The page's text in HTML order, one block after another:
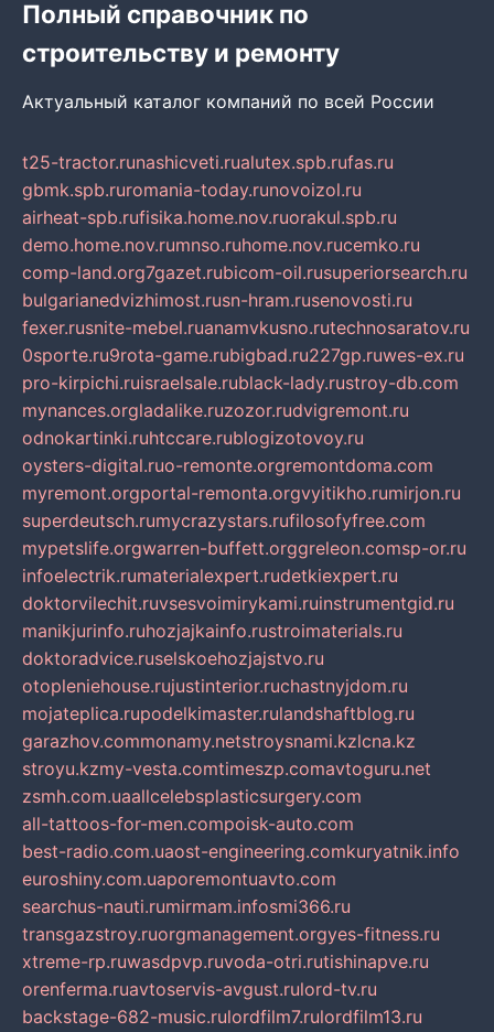
Полный справочник по
строительству и ремонту
Актуальный каталог компаний по всей России
t25-tractor.runashicveti.rualutex.spb.rufas.ru
gbmk.spb.ruromania-today.runovoizol.ru
airheat-spb.rufisika.home.nov.ruorakul.spb.ru
demo.home.nov.rumnso.ruhome.nov.rucemko.ru
comp-land.org7gazet.rubicom-oil.rusuperiorsearch.ru
bulgarianedvizhimost.rusn-hram.rusenovosti.ru
fexer.rusnite-mebel.ruanamvkusno.rutechnosaratov.ru
0sporte.ru9rota-game.rubigbad.ru227gp.ruwes-ex.ru
pro-kirpichi.ruisraelsale.rublack-lady.rustroy-db.com
mynances.orgladalike.ruzozor.rudvigremont.ru
odnokartinki.ruhtccare.rublogizotovoy.ru
oysters-digital.ruo-remonte.orgremontdoma.com
myremont.orgportal-remonta.orgvyitikho.rumirjon.ru
superdeutsch.rumycrazystars.rufilosofyfree.com
mypetslife.orgwarren-buffett.orggreleon.comsp-or.ru
infoelectrik.rumaterialexpert.rudetkiexpert.ru
doktorvilechit.ruvsesvoimirykami.ruinstrumentgid.ru
manikjurinfo.ruhozjajkainfo.rustroimaterials.ru
doktoradvice.ruselskoehozjajstvo.ru
otopleniehouse.rujustinterior.ruchastnyjdom.ru
mojateplica.rupodelkimaster.rulandshaftblog.ru
garazhov.commonamy.netstroysnami.kzlcna.kz
stroyu.kzmy-vesta.comtimeszp.comavtoguru.net
zsmh.com.uaallcelebsplasticsurgery.com
all-tattoos-for-men.compoisk-auto.com
best-radio.com.uaost-engineering.comkuryatnik.info
euroshiny.com.uaporemontuavto.com
searchus-nauti.rumirmam.infosmi366.ru
transgazstroy.ruorgmanagement.orgyes-fitness.ru
xtreme-rp.ruwasdpvp.ruvoda-otri.rutishinapve.ru
orenferma.ruavtoservis-avgust.rulord-tv.ru
backstage-682-music.rulordfilm7.rulordfilm13.ru